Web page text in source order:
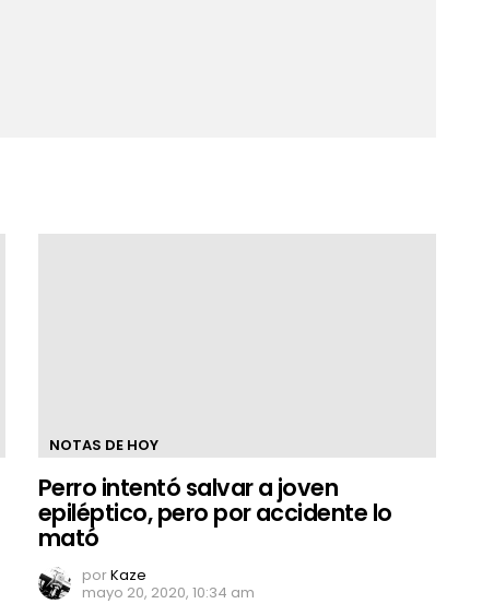
NOTAS DE HOY
Perro intentó salvar a joven
epiléptico, pero por accidente lo
mató
porKaze
mayo 20, 2020, 10:34 am